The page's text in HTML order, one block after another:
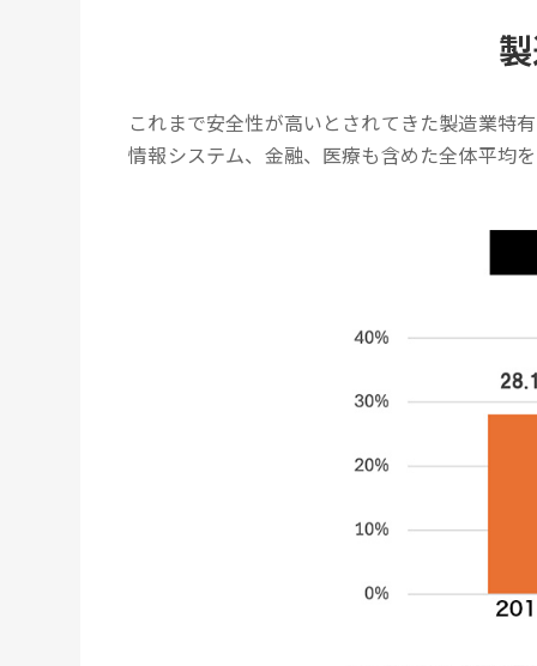
これまで安全性が高いとされてきた製造業特
情報システム、金融、医療も含めた全体平均